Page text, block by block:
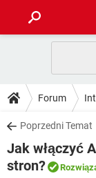
GRY
SPOTIFY
INSTAGRAM
WINDOWS 10
PORADY
PlayStation
SPOTIFY
DO POBRANIA
ANDROID
GRY
FORUM
Forum
Poprzedni Temat
Jak włączyć
stron?